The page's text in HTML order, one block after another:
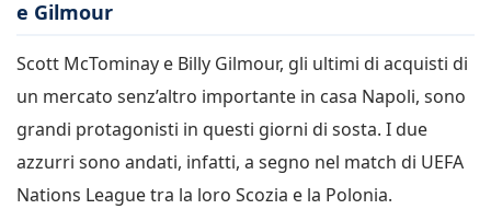
e Gilmour
Scott McTominay e Billy Gilmour, gli ultimi di acquisti di
un mercato senz’altro importante in casa Napoli, sono
grandi protagonisti in questi giorni di sosta. I due
azzurri sono andati, infatti, a segno nel match di UEFA
Nations League tra la loro Scozia e la Polonia.